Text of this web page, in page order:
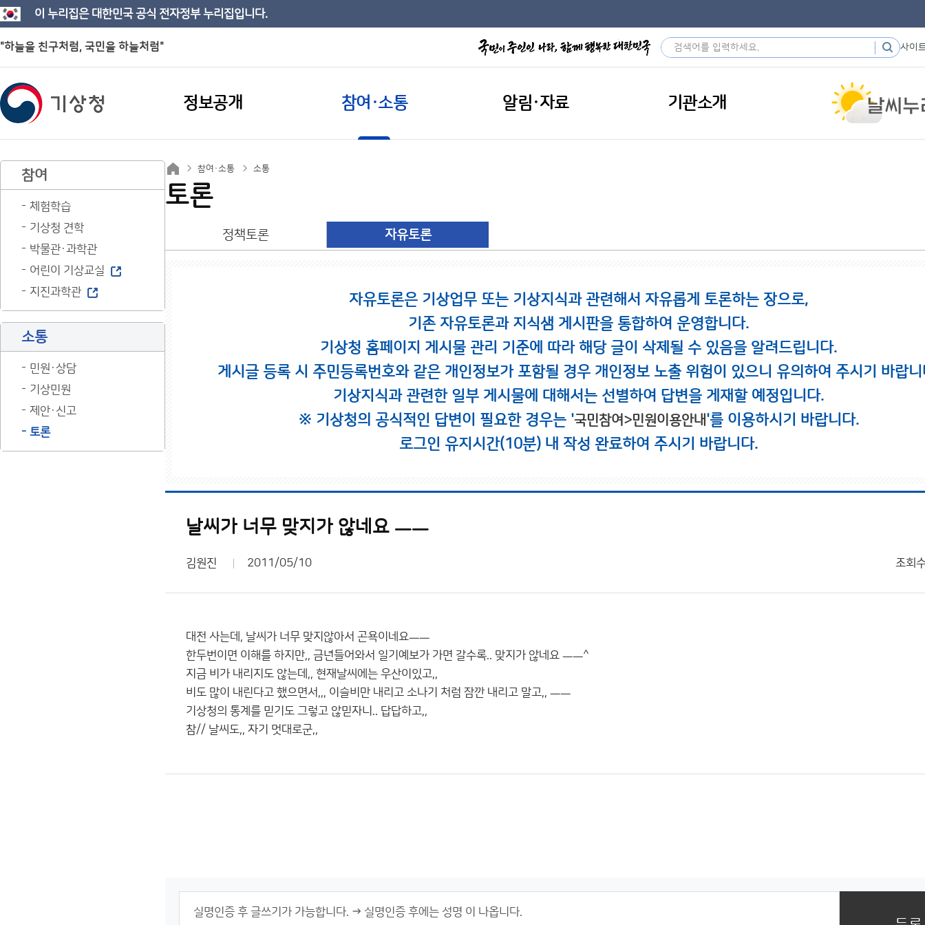
이 누리집은 대한민국 공식 전자정부 누리집입니다.
"하늘을 친구처럼, 국민을 하늘처럼" 사이
정보공개 참여·소통 알림·자료 기관소개
참여
체험학습
기상청 견학
박물관·과학관
어린이 기상교실
지진과학관
소통
민원·상담
기상민원
제안·신고
토론
참여·소통 소통
토론
정책토론 자유토론
자유토론은 기상업무 또는 기상지식과 관련해서 자유롭게 토론하는 장으로,
기존 자유토론과 지식샘 게시판을 통합하여 운영합니다.
기상청 홈페이지 게시물 관리 기준에 따라 해당 글이 삭제될 수 있음을 알려드립니다.
게시글 등록 시 주민등록번호와 같은 개인정보가 포함될 경우 개인정보 노출 위험이 있으니 유의하여 주시기 바랍니
기상지식과 관련한 일부 게시물에 대해서는 선별하여 답변을 게재할 예정입니다.
※ 기상청의 공식적인 답변이 필요한 경우는 '국민참여>민원이용안내'를 이용하시기 바랍니다.
로그인 유지시간(10분) 내 작성 완료하여 주시기 바랍니다.
날씨가 너무 맞지가 않네요 ㅡㅡ
김원진 2011/05/10 조회
대전 사는데, 날씨가 너무 맞지않아서 곤욕이네요ㅡㅡ
한두번이면 이해를 하지만,, 금년들어와서 일기예보가 가면 갈수록.. 맞지가 않네요 ㅡㅡ^
지금 비가 내리지도 않는데,, 현재날씨에는 우산이있고,,
비도 많이 내린다고 했으면서,,, 이슬비만 내리고 소나기 처럼 잠깐 내리고 말고,, ㅡㅡ
기상청의 통계를 믿기도 그렇고 않믿자니.. 답답하고,,
참// 날씨도,, 자기 멋대로군,,